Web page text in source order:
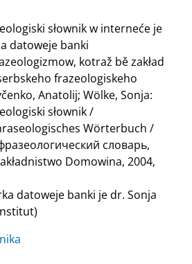
słownik w interneće je
datoweje banki
kotraž bě zakład
frazeologiskeho
Anatolij; Wölke, Sonja:
słownik /
Wörterbuch /
словарь,
Domowina, 2004,
datoweje banki je dr. Sonja